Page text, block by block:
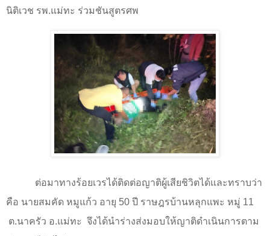
นิติเวช รพ.แม่ทะ ร่วมชันสูตรศพ
ต่อมาทางร้อยเวรได้ติดต่อญาติผู้เสียชิวิตได้และทราบว่า
คือ นายสมคัด หมูแก้ว อายุ 50 ปี ราษฎรบ้านหลุกแพะ หมู่ 11
ต.นาครัว อ.แม่ทะ จึงได้นำร่างส่งมอบให้ญาติดำเนินการตาม